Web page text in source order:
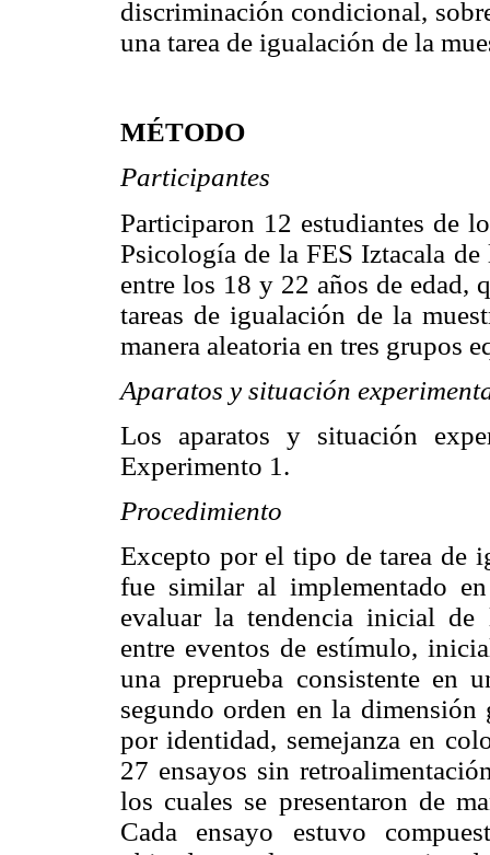
discriminación condicional,
una tarea de igualación de la
MÉTODO
Participantes
Participaron 12 estudiantes de
Psicología de la FES Iztacala
entre los 18 y 22 años de edad,
tareas de igualación de la
manera aleatoria en tres grupos
Aparatos y situación
Los aparatos y situación
Experimento 1.
Procedimiento
Excepto por el tipo de tarea de
fue similar al implementado
evaluar la tendencia inicial de
entre eventos de estímulo,
una preprueba consistente en
segundo orden en la
por identidad, semejanza en
27 ensayos sin
los cuales se presentaron de
Cada ensayo estuvo